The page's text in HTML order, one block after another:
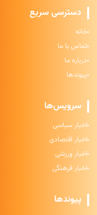
دسترسی سریع
خانه
تماس با ما
درباره ما
پیوندها
سرویس‌ها
اخبار سیاسی
اخبار اقتصادی
اخبار ورزشی
اخبار فرهنگی
پیوندها